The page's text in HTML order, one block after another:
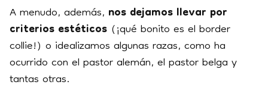
A menudo, además,nos dejamos llevar por
criterios estéticos(¡qué bonito es el border
collie!) o idealizamos algunas razas, como ha
ocurrido con el pastor alemán, el pastor belga y
tantas otras.